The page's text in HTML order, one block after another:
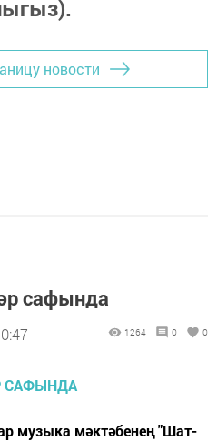
новости
сафында
1264 0 0
му­зы­ка мәк­тә­бе­нең "Шат­